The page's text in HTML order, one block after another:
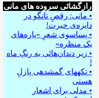
رازگشائی سروده های مانی
• مانی: رقصِ تانگو در
دایره‌ی حیرت!
• پساسوی شعرِ «پاره‌های
یک منظره»
• زیر دندان‌هائی به رنگِ ماه
!
• تکه⁪های گمشده⁪ی پازلِ
هستی
• مدلی برای اشعار